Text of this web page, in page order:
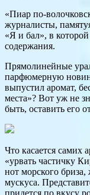
«Пиар по-
журналисты,
«Я и бал», в которой
содержания.
Прямолинейные
парфюмерную
выпустил аромат,
места»? Вот уж не
быть, оставить его
Что касается
«урвать частичку
нот морского
мускуса.